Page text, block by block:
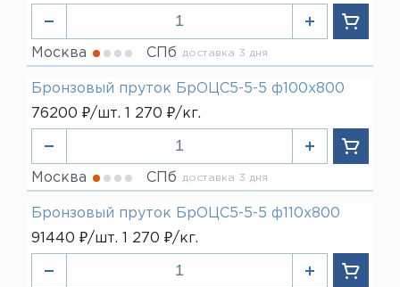
Москва СПб доставка 3 дня
Бронзовый пруток БрОЦС5-5-5 ф100х800
76200 ₽/шт. 1 270 ₽/кг.
Москва СПб доставка 3 дня
Бронзовый пруток БрОЦС5-5-5 ф110х800
91440 ₽/шт. 1 270 ₽/кг.